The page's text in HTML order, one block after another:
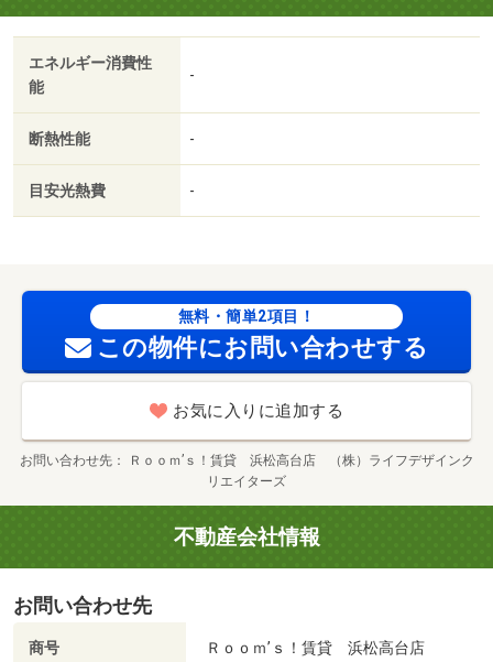
エネルギー消費性
能
-
断熱性能 -
目安光熱費 -
無料・簡単2項目！
この物件にお問い合わせする
お気に入りに追加する
お問い合わせ先
Ｒｏｏｍ’ｓ！賃貸 浜松高台店 （株）ライフデザインク
リエイターズ
不動産会社情報
お問い合わせ先
商号
Ｒｏｏｍ’ｓ！賃貸 浜松高台店